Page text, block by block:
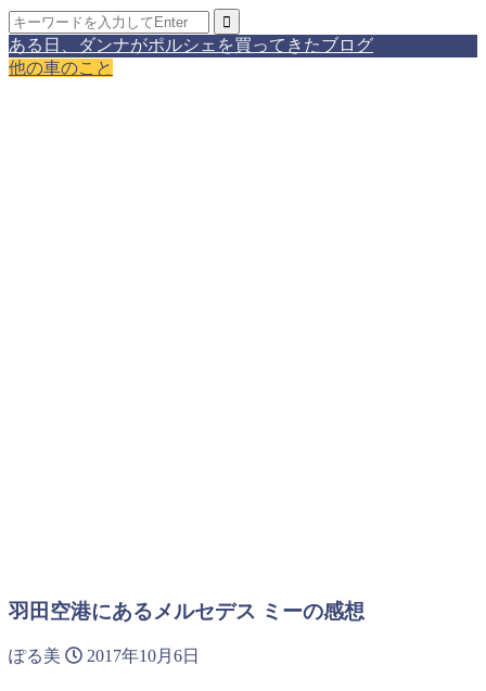
ある日、ダンナがポルシェを買ってきたブログ
他の車のこと
羽田空港にあるメルセデス ミーの感想
ぽる美 2017年10月6日